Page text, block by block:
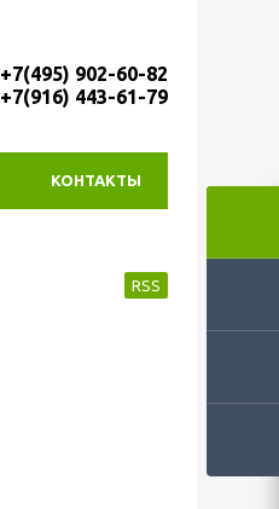
+7(495) 902-60-82
+7(916) 443-61-79
КОНТАКТЫ
RSS